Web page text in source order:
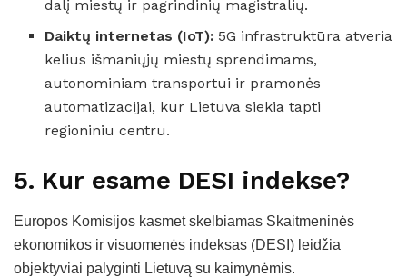
dalį miestų ir pagrindinių magistralių.
Daiktų internetas (IoT): 5G infrastruktūra atveria
kelius išmaniųjų miestų sprendimams,
autonominiam transportui ir pramonės
automatizacijai, kur Lietuva siekia tapti
regioniniu centru.
5. Kur esame DESI indekse?
Europos Komisijos kasmet skelbiamas Skaitmeninės
ekonomikos ir visuomenės indeksas (DESI) leidžia
objektyviai palyginti Lietuvą su kaimynėmis.